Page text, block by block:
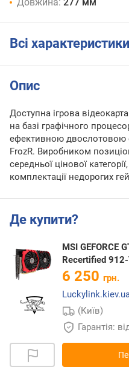
Довжина: 277 мм
Всі характеристики
Опис
Доступна ігрова
на базі графічного
ефективною двослотовою
FrozR. Виробником
середньої цінової
комплектації недорогих
Де купити?
MSI GEFORCE
Recertified
6 250 грн.
Luckylink.kiev.ua
(Київ)
Гарантія: